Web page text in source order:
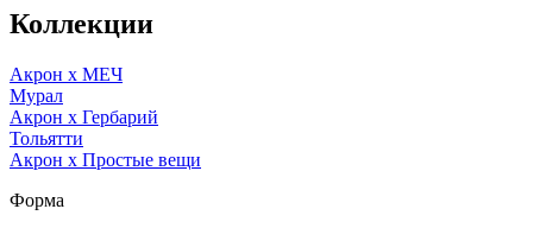
Коллекции
Акрон x МЕЧ
Мурал
Акрон x Гербарий
Тольятти
Акрон x Простые вещи
Форма